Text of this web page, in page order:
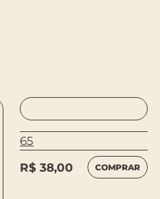
65
R$ 38,00 COMPRAR